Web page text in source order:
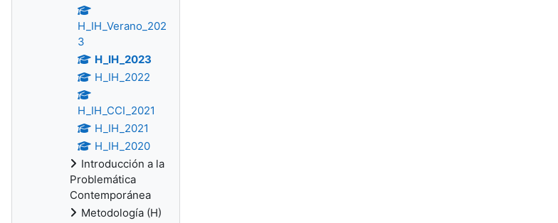
H_IH_Verano_202
3
H_IH_2023
H_IH_2022
H_IH_CCI_2021
H_IH_2021
H_IH_2020
Introducción a la
Problemática
Contemporánea
Metodología (H)